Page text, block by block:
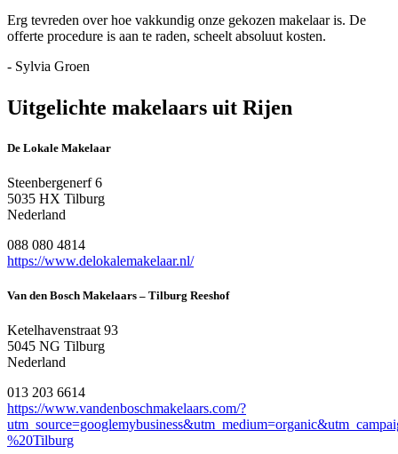
Erg tevreden over hoe vakkundig onze gekozen makelaar is. De
offerte procedure is aan te raden, scheelt absoluut kosten.
- Sylvia Groen
Uitgelichte makelaars uit Rijen
De Lokale Makelaar
Steenbergenerf 6
5035 HX Tilburg
Nederland
088 080 4814
https://www.delokalemakelaar.nl/
Van den Bosch Makelaars – Tilburg Reeshof
Ketelhavenstraat 93
5045 NG Tilburg
Nederland
013 203 6614
https://www.vandenboschmakelaars.com/?
%20Tilburg